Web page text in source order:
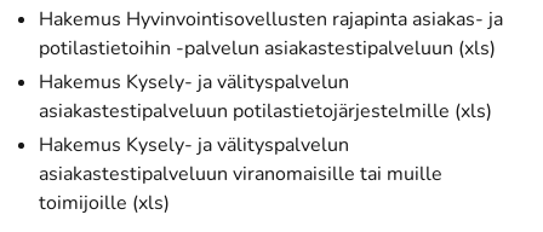
Hakemus Hyvinvointisovellusten rajapinta asiakas- ja
potilastietoihin -palvelun asiakastestipalveluun (xls)
Hakemus Kysely- ja välityspalvelun
asiakastestipalveluun potilastietojärjestelmille (xls)
Hakemus Kysely- ja välityspalvelun
asiakastestipalveluun viranomaisille tai muille
toimijoille (xls)